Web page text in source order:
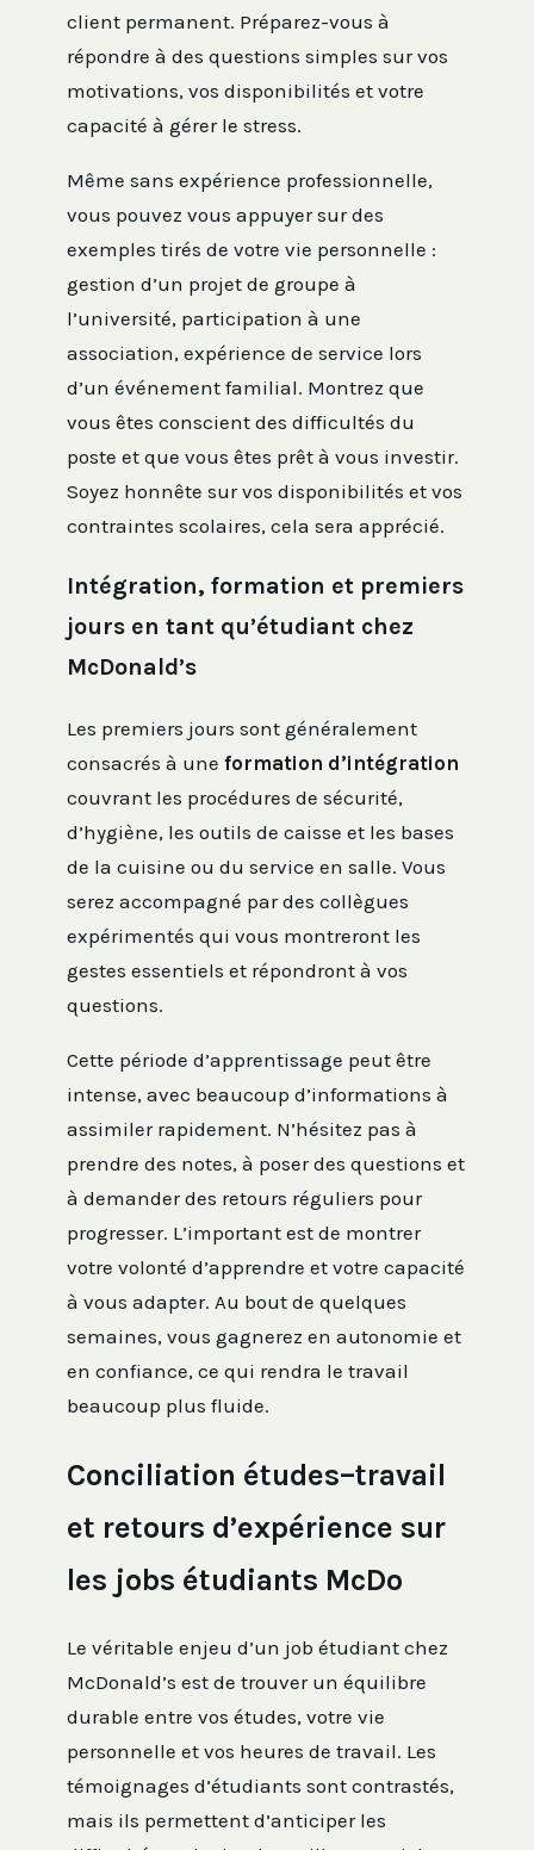
client permanent. Préparez-vous à
répondre à des questions simples sur vos
motivations, vos disponibilités et votre
capacité à gérer le stress.
Même sans expérience professionnelle,
vous pouvez vous appuyer sur des
exemples tirés de votre vie personnelle :
gestion d’un projet de groupe à
l’université, participation à une
association, expérience de service lors
d’un événement familial. Montrez que
vous êtes conscient des difficultés du
poste et que vous êtes prêt à vous investir.
Soyez honnête sur vos disponibilités et vos
contraintes scolaires, cela sera apprécié.
Intégration, formation et premiers
jours en tant qu’étudiant chez
McDonald’s
Les premiers jours sont généralement
consacrés à une formation d’intégration
couvrant les procédures de sécurité,
d’hygiène, les outils de caisse et les bases
de la cuisine ou du service en salle. Vous
serez accompagné par des collègues
expérimentés qui vous montreront les
gestes essentiels et répondront à vos
questions.
Cette période d’apprentissage peut être
intense, avec beaucoup d’informations à
assimiler rapidement. N’hésitez pas à
prendre des notes, à poser des questions et
à demander des retours réguliers pour
progresser. L’important est de montrer
votre volonté d’apprendre et votre capacité
à vous adapter. Au bout de quelques
semaines, vous gagnerez en autonomie et
en confiance, ce qui rendra le travail
beaucoup plus fluide.
Conciliation études–travail
et retours d’expérience sur
les jobs étudiants McDo
Le véritable enjeu d’un job étudiant chez
McDonald’s est de trouver un équilibre
durable entre vos études, votre vie
personnelle et vos heures de travail. Les
témoignages d’étudiants sont contrastés,
mais ils permettent d’anticiper les